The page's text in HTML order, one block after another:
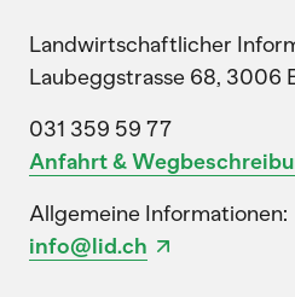
Landwirtschaftlicher
Laubeggstrasse 68, 3006
031 359 59 77
Anfahrt &
Allgemeine Informationen:
info@lid.ch